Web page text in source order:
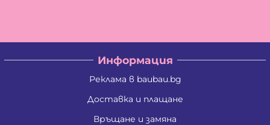
Информация
Реклама в baubau.bg
Доставка и плащане
Връщане и замяна